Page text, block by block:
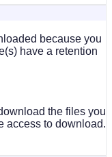
because you
have a retention
the files you
access to download.